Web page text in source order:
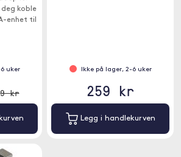
koble
enhet til
uker
kr
Ikke på lager, 2-6 uker
259 kr
Legg i handlekurven